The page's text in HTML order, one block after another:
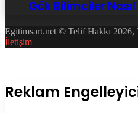
Gök Bilimciler Nasıl
Egitimsart.net © Telif Hakkı 2026,
İletişim
Kapalı
Reklam